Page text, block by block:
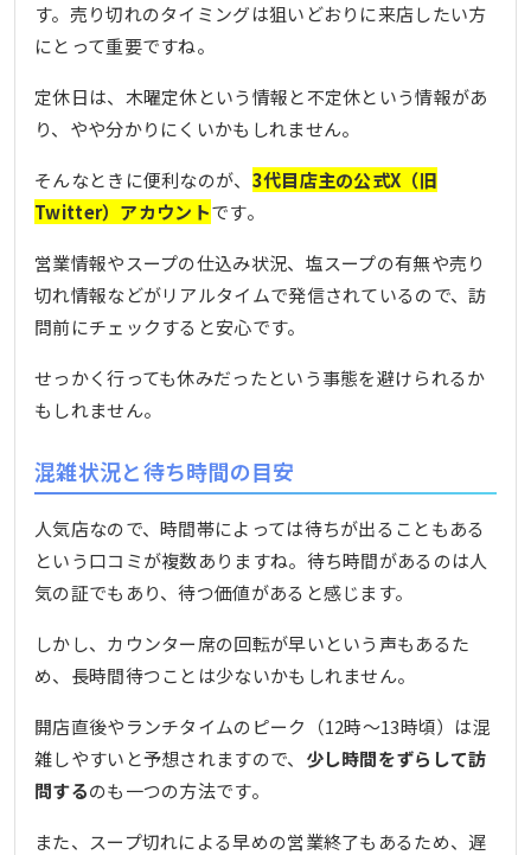
す。売り切れのタイミングは狙いどおりに来店したい方
にとって重要ですね。
定休日は、木曜定休という情報と不定休という情報があ
り、やや分かりにくいかもしれません。
そんなときに便利なのが、 3代目店主の公式X（旧
Twitter）アカウントです。
営業情報やスープの仕込み状況、塩スープの有無や売り
切れ情報などがリアルタイムで発信されているので、訪
問前にチェックすると安心です。
せっかく行っても休みだったという事態を避けられるか
もしれません。
混雑状況と待ち時間の目安
人気店なので、時間帯によっては待ちが出ることもある
という口コミが複数ありますね。待ち時間があるのは人
気の証でもあり、待つ価値があると感じます。
しかし、カウンター席の回転が早いという声もあるた
め、長時間待つことは少ないかもしれません。
開店直後やランチタイムのピーク（12時〜13時頃）は混
雑しやすいと予想されますので、 少し時間をずらして訪
問するのも一つの方法です。
また、スープ切れによる早めの営業終了もあるため、遅